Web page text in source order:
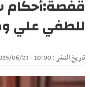
قفصة:أحكام
للطفي علي
تاريخ النشر : 10:00 - 2025/06/23